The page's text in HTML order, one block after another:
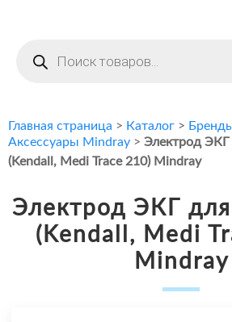
товаров
Главная страница > Каталог >
Аксессуары Mindray > Электрод ЭКГ
(Kendall, Medi Trace 210) Mindray
Электрод ЭКГ
(Kendall, Medi
Mindray